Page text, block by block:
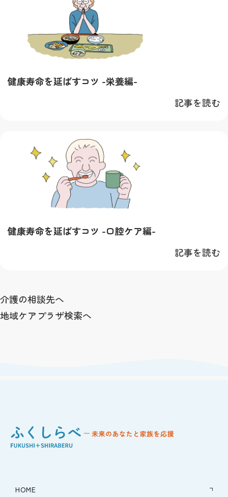
健康寿命を延ばすコツ -栄養編-
記事を読む
健康寿命を延ばすコツ -口腔ケア編-
記事を読む
介護の相談先へ
地域ケアプラザ検索へ
HOME